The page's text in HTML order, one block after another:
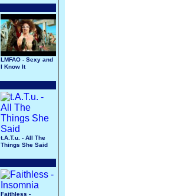
LMFAO - Sexy and
I Know It
t.A.T.u. - All The
Things She Said
Faithless -